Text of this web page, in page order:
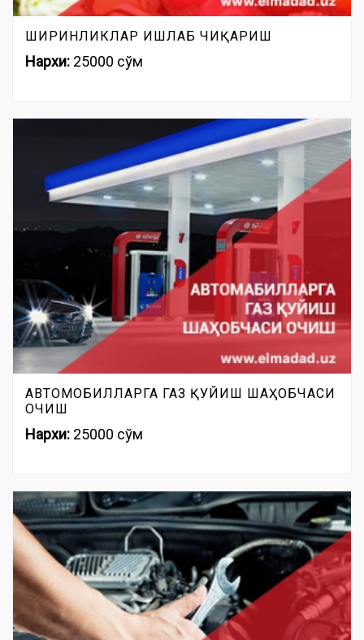
ШИРИНЛИКЛАР ИШЛАБ ЧИҚАРИШ
Нархи: 25000 сўм
АВТОМОБИЛЛАРГА ГАЗ ҚУЙИШ ШАҲОБЧАСИ
ОЧИШ
Нархи: 25000 сўм